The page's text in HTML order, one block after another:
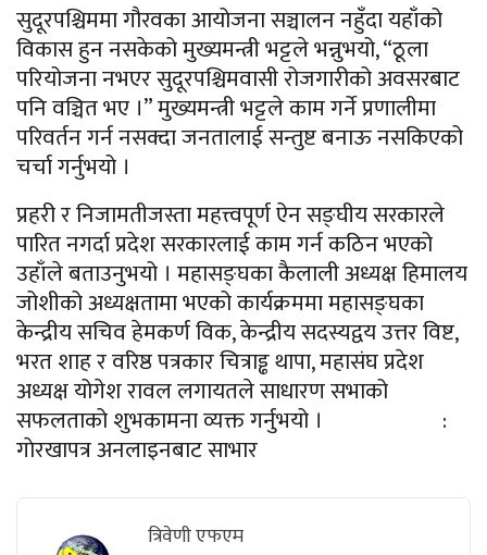
सुदूरपश्चिममा गौरवका आयोजना सञ्चालन नहुँदा यहाँको
विकास हुन नसकेको मुख्यमन्त्री भट्टले भन्नुभयो, “ठूला
परियोजना नभएर सुदूरपश्चिमवासी रोजगारीको अवसरबाट
पनि वञ्चित भए ।” मुख्यमन्त्री भट्टले काम गर्ने प्रणालीमा
परिवर्तन गर्न नसक्दा जनतालाई सन्तुष्ट बनाऊ नसकिएको
चर्चा गर्नुभयो ।
प्रहरी र निजामतीजस्ता महत्त्वपूर्ण ऐन सङ्घीय सरकारले
पारित नगर्दा प्रदेश सरकारलाई काम गर्न कठिन भएको
उहाँले बताउनुभयो । महासङ्घका कैलाली अध्यक्ष हिमालय
जोशीको अध्यक्षतामा भएको कार्यक्रममा महासङ्घका
केन्द्रीय सचिव हेमकर्ण विक, केन्द्रीय सदस्यद्वय उत्तर विष्ट,
भरत शाह र वरिष्ठ पत्रकार चित्राड्ढ थापा, महासंघ प्रदेश
अध्यक्ष योगेश रावल लगायतले साधारण सभाको
सफलताको शुभकामना व्यक्त गर्नुभयो । :
गाेरखापत्र अनलाइनबाट साभार
त्रिवेणी एफएम